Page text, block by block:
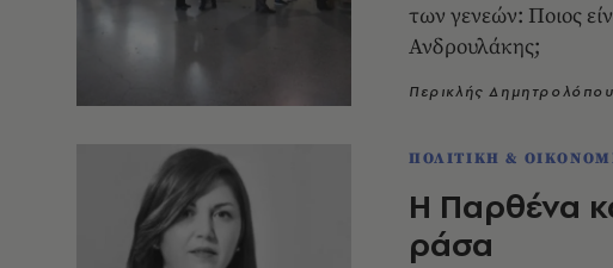
των γενεών: Ποιος
Ανδρουλάκης;
Περικλής
ΠΟΛΙΤΙΚΗ &
Η Παρθένα
ράσα